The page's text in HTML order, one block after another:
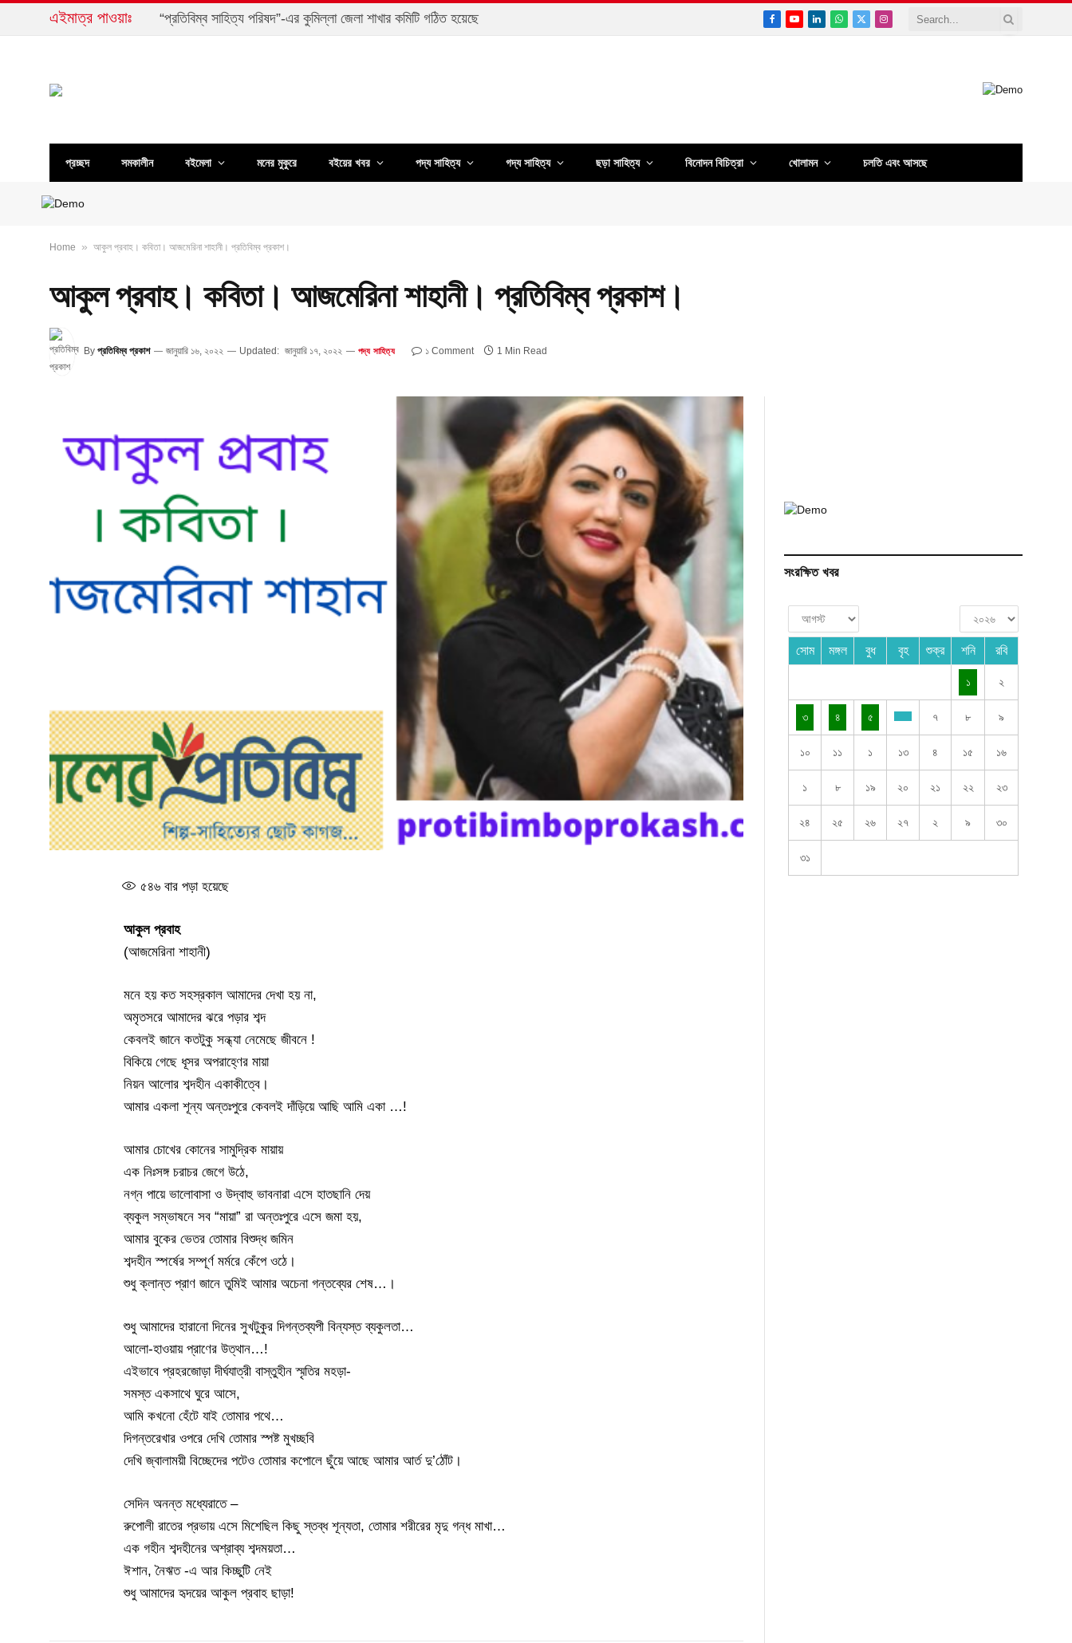
এইমাত্র পাওয়াঃ “প্রতিবিম্ব সাহিত্য পরিষদ”-এর কুমিল্লা জেলা শাখার কমিটি গঠিত হয়েছে Facebook
YouTubeLinkedInWhatsApp
X
Instagram
প্রচ্ছদ সমকালীন বইমেলা মনের মুকুরে বইয়ের খবর পদ্য সাহিত্য গদ্য সাহিত্য ছড়া সাহিত্য বিনোদন বিচিত্রা খোলামন চলতি এবং আসছে
Home » আকুল প্রবাহ। কবিতা। আজমেরিনা শাহানী। প্রতিবিম্ব প্রকাশ।
আকুল প্রবাহ। কবিতা। আজমেরিনা শাহানী। প্রতিবিম্ব প্রকাশ।
By প্রতিবিম্ব প্রকাশ জানুয়ারি ১৬, ২০২২ Updated: জানুয়ারি ১৭, ২০২২ পদ্য সাহিত্য ১ Comment 1 Min Read
৫৪৬বার পড়া হয়েছে
আকুল প্রবাহ
(আজমেরিনা শাহানী)
মনে হয় কত সহস্রকাল আমাদের দেখা হয় না,
অমৃতসরে আমাদের ঝরে পড়ার শব্দ
কেবলই জানে কতটুকু সন্ধ্যা নেমেছে জীবনে !
বিকিয়ে গেছে ধূসর অপরাহ্ণের মায়া
নিয়ন আলোর শব্দহীন একাকীত্বে।
আমার একলা শূন্য অন্তঃপুরে কেবলই দাঁড়িয়ে আছি আমি একা …!
আমার চোখের কোনের সামুদ্রিক মায়ায়
এক নিঃসঙ্গ চরাচর জেগে উঠে,
নগ্ন পায়ে ভালোবাসা ও উদ্বাহু ভাবনারা এসে হাতছানি দেয়
ব্যকুল সম্ভাষনে সব “মায়া” রা অন্তঃপুরে এসে জমা হয়,
আমার বুকের ভেতর তোমার বিশুদ্ধ জমিন
শব্দহীন স্পর্ষের সম্পূর্ণ মর্মরে কেঁপে ওঠে।
শুধু ক্লান্ত প্রাণ জানে তুমিই আমার অচেনা গন্তব্যের শেষ…।
শুধু আমাদের হারানো দিনের সুখটুকুর দিগন্তব্যপী বিন্যস্ত ব্যকুলতা…
আলো-হাওয়ায় প্রাণের উত্থান…!
এইভাবে প্রহরজোড়া দীর্ঘযাত্রী বাস্তুহীন স্মৃতির মহড়া-
সমস্ত একসাথে ঘুরে আসে,
আমি কখনো হেঁটে যাই তোমার পথে…
দিগন্তরেখার ওপরে দেখি তোমার স্পষ্ট মুখচ্ছবি
দেখি জ্বালাময়ী বিচ্ছেদের পটেও তোমার কপোলে ছুঁয়ে আছে আমার আর্ত দু’ঠোঁট।
সেদিন অনন্ত মধ্যেরাতে –
রুপোলী রাতের প্রভায় এসে মিশেছিল কিছু স্তব্ধ শূন্যতা, তোমার শরীরের মৃদু গন্ধ মাখা…
এক গহীন শব্দহীনের অশ্রাব্য শব্দময়তা…
ঈশান, নৈঋত -এ আর কিচ্ছুটি নেই
শুধু আমাদের হৃদয়ের আকুল প্রবাহ ছাড়া!
সংরক্ষিত খবর
সোম মঙ্গল বুধ বৃহ শুক্র শনি রবি
১ ২
৩ ৪ ৫ ৭ ৮ ৯
১০ ১১ ১ ১৩ ৪ ১৫ ১৬
১ ৮ ১৯ ২০ ২১ ২২ ২৩
২৪ ২৫ ২৬ ২৭ ২ ৯ ৩০
৩১